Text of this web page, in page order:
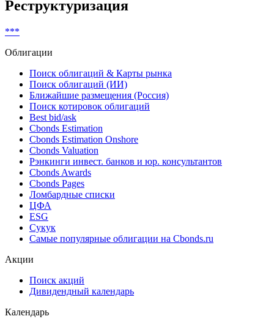
Реструктуризация
***
Облигации
Поиск облигаций & Карты рынка
Поиск облигаций (ИИ)
Ближайшие размещения (Россия)
Поиск котировок облигаций
Best bid/ask
Cbonds Estimation
Cbonds Estimation Onshore
Cbonds Valuation
Рэнкинги инвест. банков и юр. консультантов
Cbonds Awards
Cbonds Pages
Ломбардные списки
ЦФА
ESG
Сукук
Самые популярные облигации на Cbonds.ru
Акции
Поиск акций
Дивидендный календарь
Календарь